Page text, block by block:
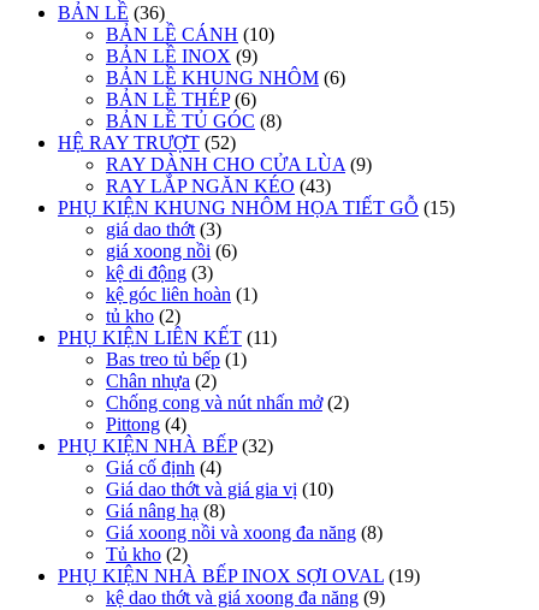
BẢN LỀ (36)
BẢN LỀ CÁNH (10)
BẢN LỀ INOX (9)
BẢN LỀ KHUNG NHÔM (6)
BẢN LỀ THÉP (6)
BẢN LỀ TỦ GÓC (8)
HỆ RAY TRƯỢT (52)
RAY DÀNH CHO CỬA LÙA (9)
RAY LẮP NGĂN KÉO (43)
PHỤ KIỆN KHUNG NHÔM HỌA TIẾT GỖ (15)
giá dao thớt (3)
giá xoong nồi (6)
kệ di động (3)
kệ góc liên hoàn (1)
tủ kho (2)
PHỤ KIỆN LIÊN KẾT (11)
Bas treo tủ bếp (1)
Chân nhựa (2)
Chống cong và nút nhấn mở (2)
Pittong (4)
PHỤ KIỆN NHÀ BẾP (32)
Giá cố định (4)
Giá dao thớt và giá gia vị (10)
Giá nâng hạ (8)
Giá xoong nồi và xoong đa năng (8)
Tủ kho (2)
PHỤ KIỆN NHÀ BẾP INOX SỢI OVAL (19)
kệ dao thớt và giá xoong đa năng (9)